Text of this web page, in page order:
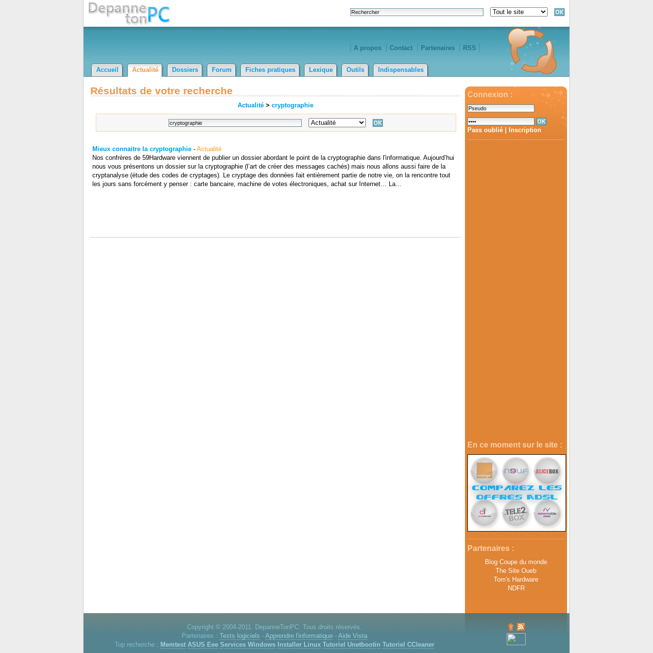
A propos Contact Partenaires RSS
Accueil Actualité Dossiers Forum Fiches pratiques Lexique Outils Indispensables
Connexion :
Pass oublié Inscription
En ce moment sur le site :
Partenaires :
Blog Coupe du monde
The Site Oueb
Tom's Hardware
NDFR
Résultats de votre recherche
Actualité > cryptographie
Mieux connaitre la cryptographie- Actualité
Nos confrères de 59Hardware viennent de publier un dossier abordant le point de la cryptographie dans l'informatique. Aujourd’hui
nous vous présentons un dossier sur la cryptographie (l’art de créer des messages cachés) mais nous allons aussi faire de la
cryptanalyse (étude des codes de cryptages). Le cryptage des données fait entièrement partie de notre vie, on la rencontre tout
les jours sans forcément y penser : carte bancaire, machine de votes électroniques, achat sur Internet… La...
Copyright © 2004-2011. DepanneTonPC. Tous droits réservés.
Partenaires : Tests logiciels - Apprendre l'informatique- Aide Vista
Top recherche : Memtest ASUS Eee Services Windows Installer Linux Tutoriel Unetbootin Tutoriel CCleaner